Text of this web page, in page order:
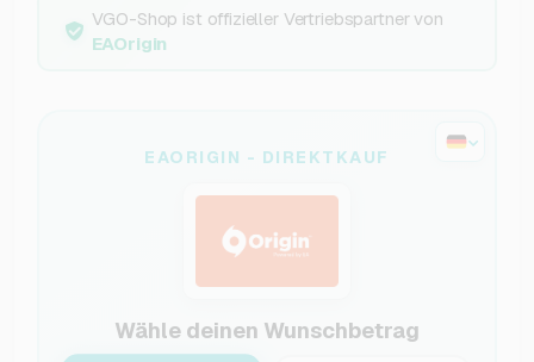
VGO-Shop ist offizieller Vertriebspartner von
EAOrigin
EAORIGIN - DIREKTKAUF
Wähle deinen Wunschbetrag